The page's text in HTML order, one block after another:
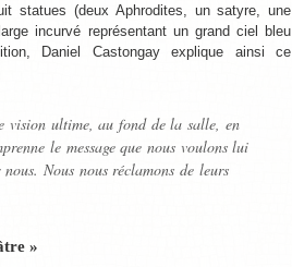
statues (deux Aphrodites, un satyre, une
incurvé représentant un grand ciel bleu
Daniel Castongay explique ainsi ce
vision ultime, au fond de la salle, en
le message que nous voulons lui
Nous nous réclamons de leurs
»